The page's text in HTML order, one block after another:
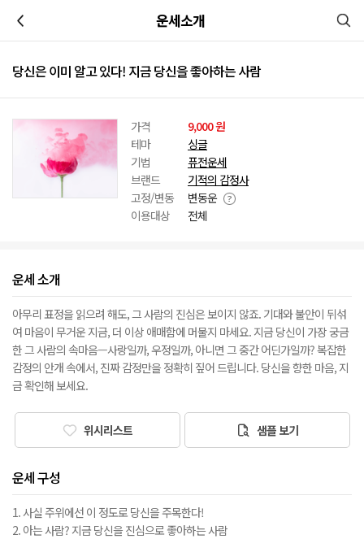
운세소개
당신은 이미 알고 있다! 지금 당신을 좋아하는 사람
가격
9,000 원
테마
싱글
기법
퓨전운세
브랜드
기적의 감정사
고정/변동
변동운
이용대상
전체
운세 소개
아무리 표정을 읽으려 해도, 그 사람의 진심은 보이지 않죠. 기대와 불안이 뒤섞
여 마음이 무거운 지금, 더 이상 애매함에 머물지 마세요. 지금 당신이 가장 궁금
한 그 사람의 속마음—사랑일까, 우정일까, 아니면 그 중간 어딘가일까? 복잡한
감정의 안개 속에서, 진짜 감정만을 정확히 짚어 드립니다. 당신을 향한 마음, 지
금 확인해 보세요.
위시리스트 샘플 보기
운세 구성
1. 사실 주위에선 이 정도로 당신을 주목한다!
2. 아는 사람? 지금 당신을 진심으로 좋아하는 사람